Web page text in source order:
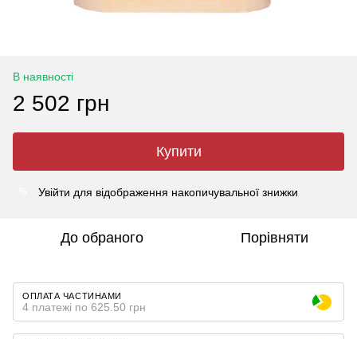
В наявності
2 502 грн
Купити
Увійти для відображення накопичувальної знижки
До обраного Порівняти
ОПЛАТА ЧАСТИНАМИ
4 платежі по 625.50 грн